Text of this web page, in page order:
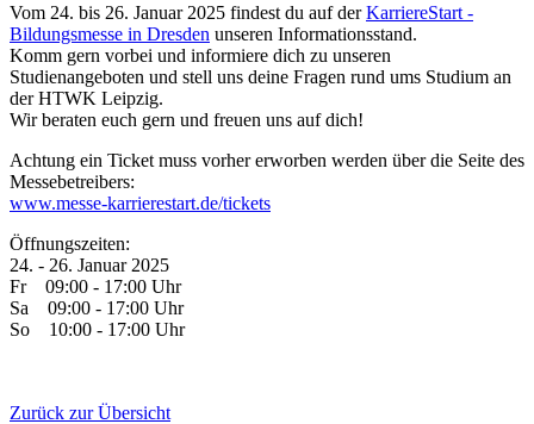
Vom 24. bis 26. Januar 2025 findest du auf derKarriereStart -
Bildungsmesse in Dresden unseren Informationsstand.
Komm gern vorbei und informiere dich zu unseren
Studienangeboten und stell uns deine Fragen rund ums Studium an
der HTWK Leipzig.
Wir beraten euch gern und freuen uns auf dich!
Achtung ein Ticket muss vorher erworben werden über die Seite des
Messebetreibers:
www.messe-karrierestart.de/tickets
Öffnungszeiten:
24. - 26. Januar 2025
Fr 09:00 - 17:00 Uhr
Sa 09:00 - 17:00 Uhr
So 10:00 - 17:00 Uhr
Zurück zur Übersicht